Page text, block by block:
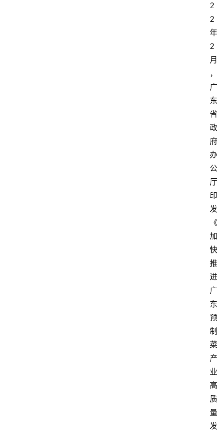
2
2
年
2
月
，
广
东
省
政
府
办
公
厅
印
发
《
加
快
推
进
广
东
预
制
菜
产
业
高
质
量
发